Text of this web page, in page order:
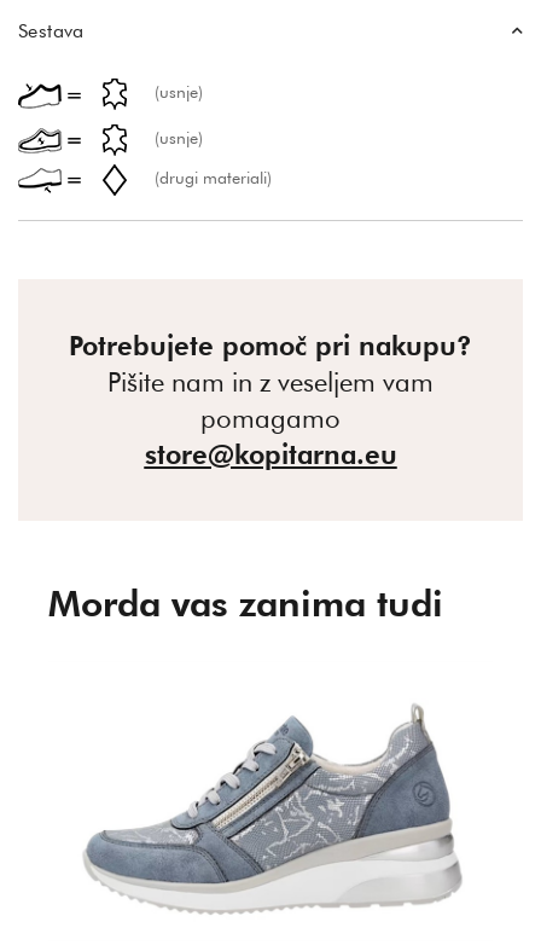
Sestava
(usnje)
(usnje)
(drugi materiali)
Potrebujete pomoč pri nakupu?
Pišite nam in z veseljem vam
pomagamo
store@kopitarna.eu
Morda vas zanima tudi